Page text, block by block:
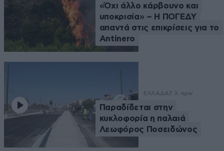
«Όχι άλλο κάρβουνο και
υποκρισία» – Η ΠΟΓΕΔΥ
απαντά στις επικρίσεις για το
Antinero
ΕΛΛΑΔΑ7 λ. πριν
Παραδίδεται στην
κυκλοφορία η παλαιά
Λεωφόρος Ποσειδώνος